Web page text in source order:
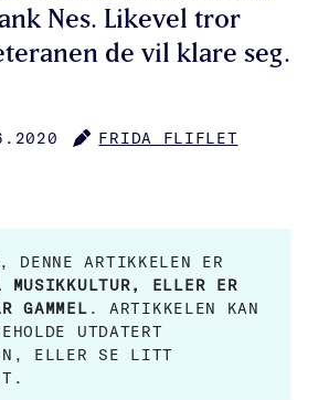
Nes. Likevel tror
de vil klare seg.
FORFATTER
FRIDA FLIFLET
DENNE ARTIKKELEN ER
MUSIKKULTUR, ELLER ER
GAMMEL . ARTIKKELEN KAN
UTDATERT
ELLER SE LITT